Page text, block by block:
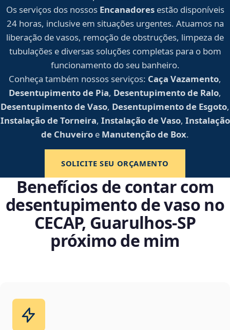
Os serviços dos nossos Encanadoresestão disponíveis
24 horas, inclusive em situações urgentes. Atuamos na
liberação de vasos, remoção de obstruções, limpeza de
tubulações e diversas soluções completas para o bom
funcionamento do seu banheiro.
Conheça também nossos serviços: Caça Vazamento,
Desentupimento de Pia, Desentupimento de Ralo,
Desentupimento de Vaso, Desentupimento de Esgoto,
Instalação de Torneira, Instalação de Vaso, Instalação
de Chuveiro e Manutenção de Box.
SOLICITE SEU ORÇAMENTO
Benefícios de contar com
desentupimento de vaso no
CECAP, Guarulhos‑SP
próximo de mim